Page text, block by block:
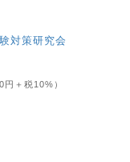
対策研究会
円＋税10%）